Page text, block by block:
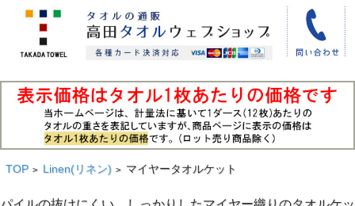
TOP > Linen(リネン) > マイヤータオルケット